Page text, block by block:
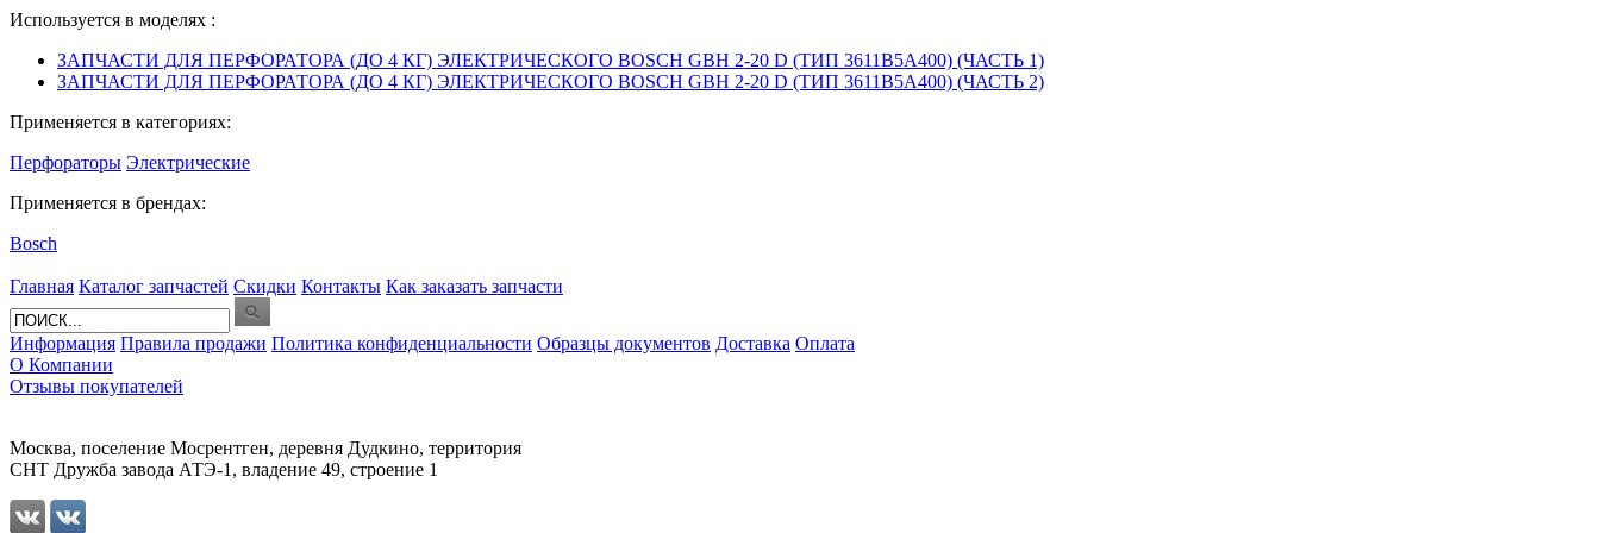
Используется в моделях :
ЗАПЧАСТИ ДЛЯ ПЕРФОРАТОРА (ДО 4 КГ) ЭЛЕКТРИЧЕСКОГО BOSCH GBH 2-20 D (ТИП 3611B5A400) (ЧАСТЬ 1)
ЗАПЧАСТИ ДЛЯ ПЕРФОРАТОРА (ДО 4 КГ) ЭЛЕКТРИЧЕСКОГО BOSCH GBH 2-20 D (ТИП 3611B5A400) (ЧАСТЬ 2)
Применяется в категориях:
Перфораторы Электрические
Применяется в брендах:
Bosch
Главная Каталог запчастей Скидки Контакты Как заказать запчасти
Информация Правила продажи Политика конфиденциальности Образцы документов Доставка Оплата
О Компании
Отзывы покупателей
Москва, поселение Мосрентген, деревня Дудкино, территория
СНТ Дружба завода АТЭ-1, владение 49, строение 1